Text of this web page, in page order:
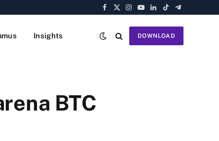
Facebook
X
Instagram
YouTube
LinkedIn
TikTokTelegram
Insights DOWNLOAD
BTC